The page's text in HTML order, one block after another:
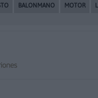
BALONMANO MOTOR